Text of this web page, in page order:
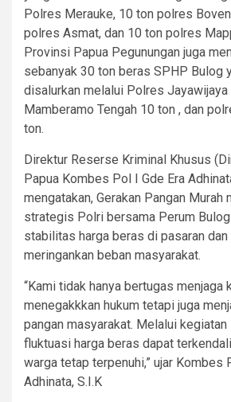
Polres Merauke, 10 ton polres
polres Asmat, dan 10 ton polres
Provinsi Papua Pegunungan juga
sebanyak 30 ton beras SPHP Bulog
disalurkan melalui Polres
Mamberamo Tengah 10 ton , dan
ton.
Direktur Reserse Kriminal Khusus
Papua Kombes Pol I Gde Era
mengatakan, Gerakan Pangan Murah
strategis Polri bersama Perum
stabilitas harga beras di pasaran dan
meringankan beban masyarakat.
“Kami tidak hanya bertugas menjaga
menegakkkan hukum tetapi juga
pangan masyarakat. Melalui kegiatan
fluktuasi harga beras dapat
warga tetap terpenuhi,” ujar Kombes
Adhinata, S.I.K